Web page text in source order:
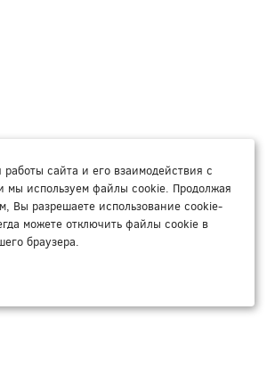
сайта и его взаимодействия с
мы используем файлы cookie. Продолжая
Вы разрешаете использование cookie-
можете отключить файлы cookie в
браузера.